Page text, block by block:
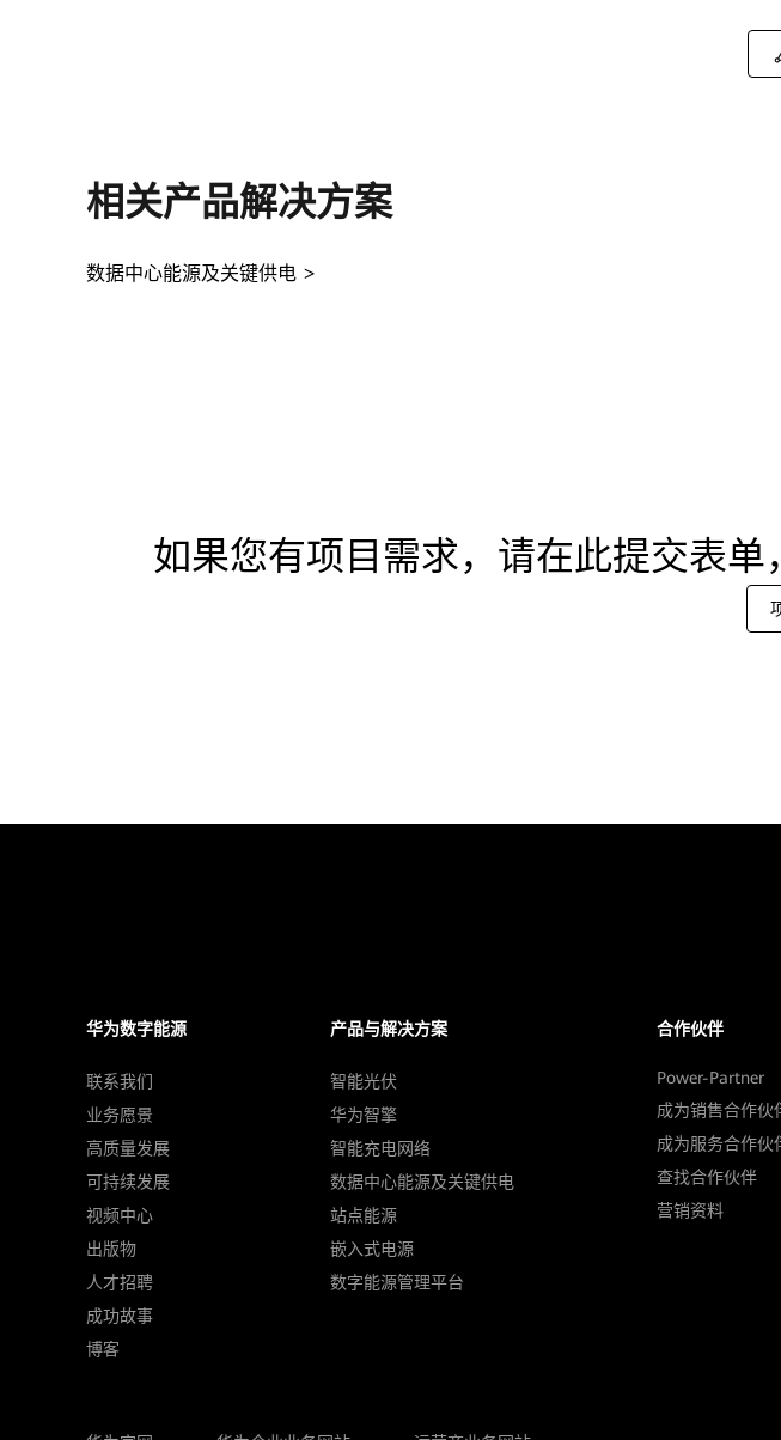
相关产品解决方案
数据中心能源及关键供电
如果您有项目需求，请在此提交表单
华为数字能源
联系我们
业务愿景
高质量发展
可持续发展
视频中心
出版物
人才招聘
成功故事
博客
产品与解决方案
智能光伏
华为智擎
智能充电网络
数据中心能源及关键供电
站点能源
嵌入式电源
数字能源管理平台
合作伙伴
Power-Partner
成为销售合作伙
成为服务合作伙
查找合作伙伴
营销资料